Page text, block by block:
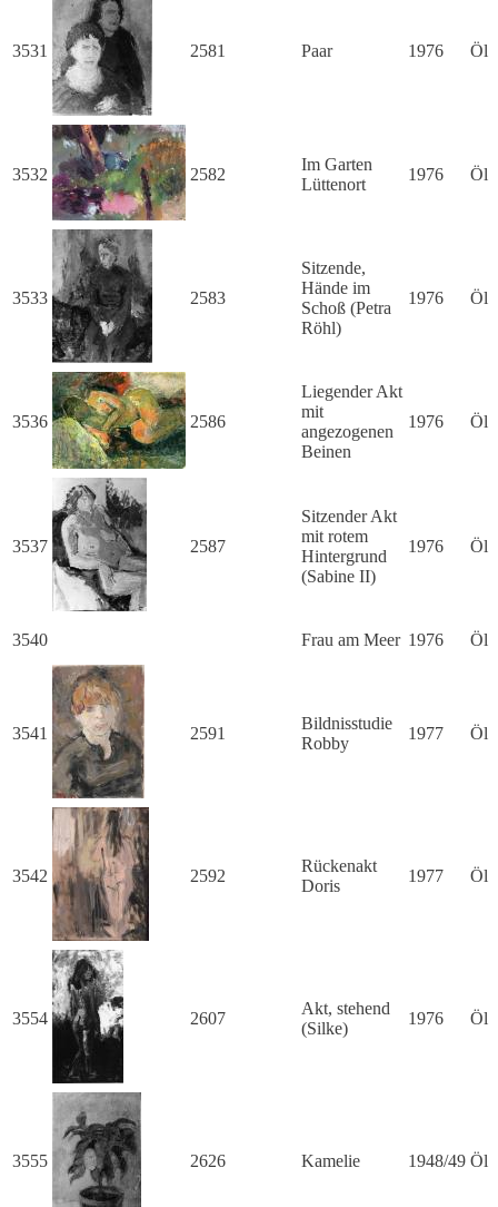
3531 2581 Paar 1976 Öl
3532 2582
Im Garten
Lüttenort
1976 Öl
3533 2583
Sitzende,
Hände im
Schoß (Petra
Röhl)
1976 Öl
3536 2586
Liegender Akt
mit
angezogenen
Beinen
1976 Öl
3537 2587
Sitzender Akt
mit rotem
Hintergrund
(Sabine II)
1976 Öl
3540 Frau am Meer 1976 Öl
3541 2591
Bildnisstudie
Robby
1977 Öl
3542 2592
Rückenakt
Doris
1977 Öl
3554 2607
Akt, stehend
(Silke)
1976 Öl
3555 2626 Kamelie 1948/49 Öl